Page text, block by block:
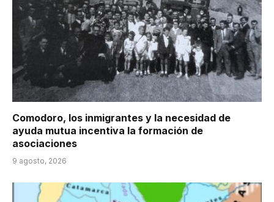
Comodoro, los inmigrantes y la necesidad de
ayuda mutua incentiva la formación de
asociaciones
9 agosto, 2026